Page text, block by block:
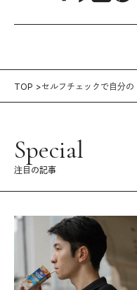
TOP セルフチェックで自分
Special
注目の記事